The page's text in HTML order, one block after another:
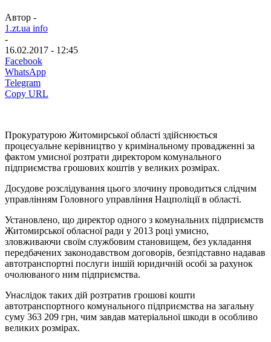
Автор -
1.zt.ua info
-
16.02.2017 - 12:45
Facebook
WhatsApp
Telegram
Copy URL
Прокуратурою Житомирської області здійснюється
процесуальне керівництво у кримінальному провадженні за
фактом умисної розтрати директором комунального
підприємства грошових коштів у великих розмірах.
Досудове розслідування цього злочину проводиться слідчим
управлінням Головного управління Нацполіції в області.
Установлено, що директор одного з комунальних підприємств
Житомирської обласної ради у 2013 році умисно,
зловживаючи своїм службовим становищем, без укладання
передбачених законодавством договорів, безпідставно надавав
автотранспортні послуги іншій юридичній особі за рахунок
очолюваного ним підприємства.
Унаслідок таких дій розтратив грошові кошти
автотранспортного комунального підприємства на загальну
суму 363 209 грн, чим завдав матеріальної шкоди в особливо
великих розмірах.